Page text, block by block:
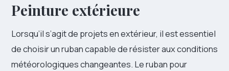
Peinture extérieure
Lorsqu’il s’agit de projets en extérieur, il est essentiel
de choisir un ruban capable de résister aux conditions
météorologiques changeantes. Le ruban pour